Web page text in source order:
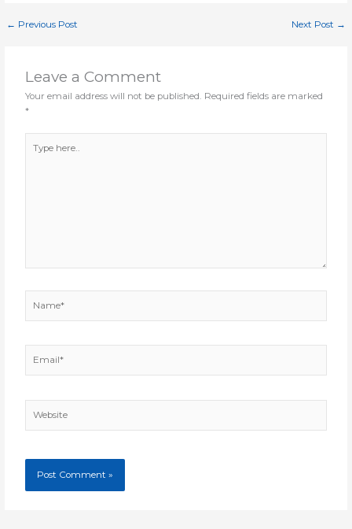
← Previous Post Next Post →
Leave a Comment
Your email address will not be published. Required fields are marked
*
here..